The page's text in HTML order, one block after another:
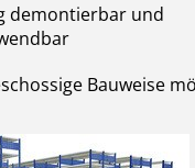
demontierbar und
Bauweise